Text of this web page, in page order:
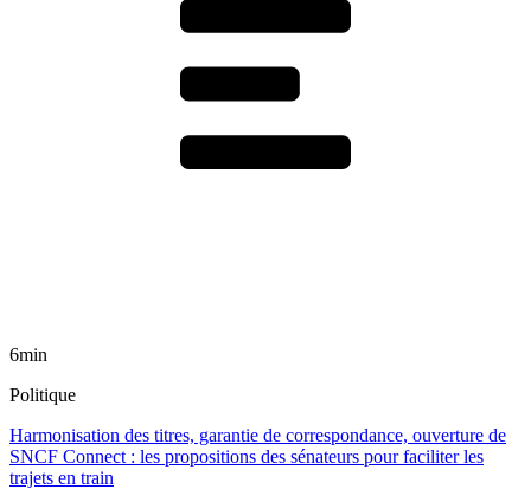
6min
Politique
Harmonisation des titres, garantie de correspondance, ouverture de
SNCF Connect : les propositions des sénateurs pour faciliter les
trajets en train